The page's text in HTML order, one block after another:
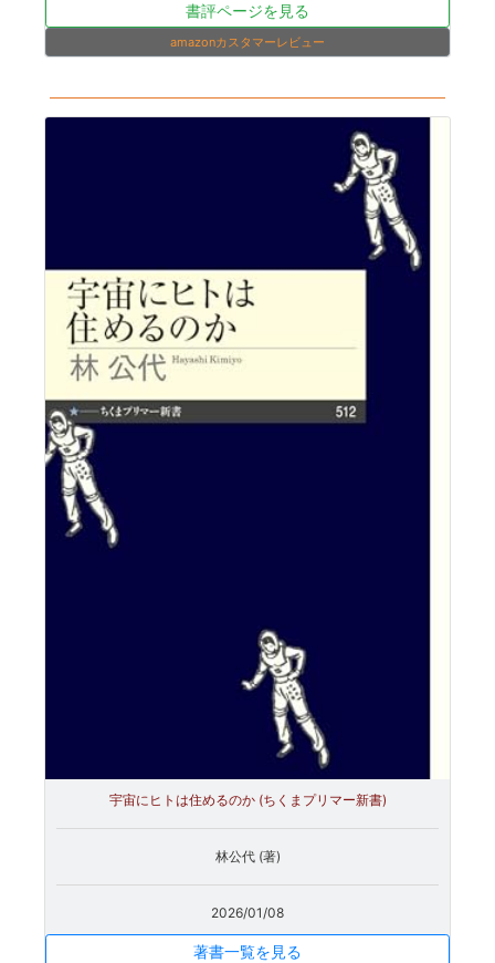
書評ページを見る
amazonカスタマーレビュー
宇宙にヒトは住めるのか (ちくまプリマー新書)
林公代 (著)
2026/01/08
著書一覧を見る